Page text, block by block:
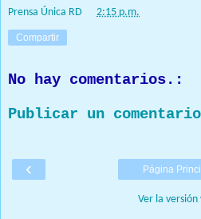
Prensa Única RD 2:15 p.m.
Compartir
No hay comentarios.:
Publicar un comentario
‹ Página
Ver la versión